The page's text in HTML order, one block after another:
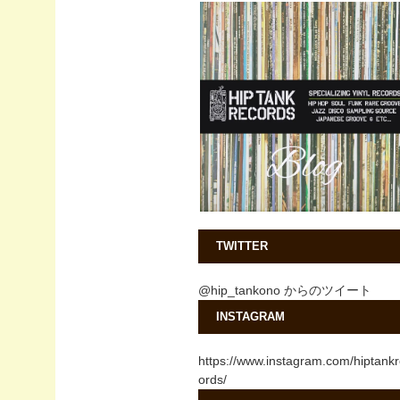
TWITTER
@hip_tankono からのツイート
INSTAGRAM
https://www.instagram.com/
ords/